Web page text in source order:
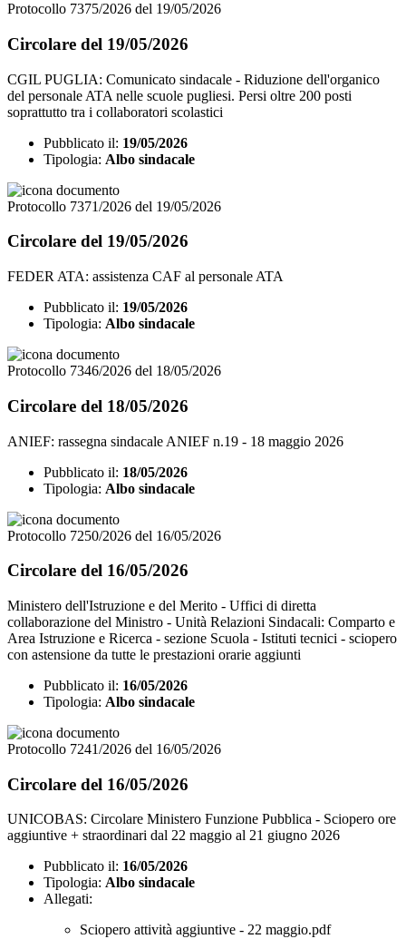
Protocollo 7375/2026 del 19/05/2026
Circolare del 19/05/2026
CGIL PUGLIA: Comunicato sindacale - Riduzione dell'organico
del personale ATA nelle scuole pugliesi. Persi oltre 200 posti
soprattutto tra i collaboratori scolastici
Pubblicato il: 19/05/2026
Tipologia: Albo sindacale
Protocollo 7371/2026 del 19/05/2026
Circolare del 19/05/2026
FEDER ATA: assistenza CAF al personale ATA
Pubblicato il: 19/05/2026
Tipologia: Albo sindacale
Protocollo 7346/2026 del 18/05/2026
Circolare del 18/05/2026
ANIEF: rassegna sindacale ANIEF n.19 - 18 maggio 2026
Pubblicato il: 18/05/2026
Tipologia: Albo sindacale
Protocollo 7250/2026 del 16/05/2026
Circolare del 16/05/2026
Ministero dell'Istruzione e del Merito - Uffici di diretta
collaborazione del Ministro - Unità Relazioni Sindacali: Comparto e
Area Istruzione e Ricerca - sezione Scuola - Istituti tecnici - sciopero
con astensione da tutte le prestazioni orarie aggiunti
Pubblicato il: 16/05/2026
Tipologia: Albo sindacale
Protocollo 7241/2026 del 16/05/2026
Circolare del 16/05/2026
UNICOBAS: Circolare Ministero Funzione Pubblica - Sciopero ore
aggiuntive + straordinari dal 22 maggio al 21 giugno 2026
Pubblicato il: 16/05/2026
Tipologia: Albo sindacale
Allegati:
Sciopero attività aggiuntive - 22 maggio.pdf